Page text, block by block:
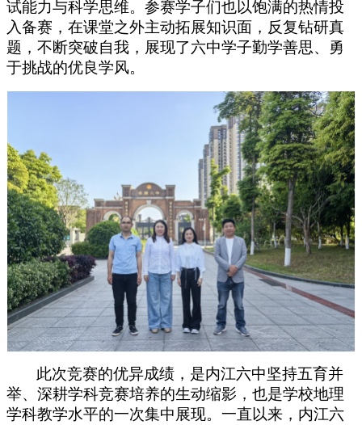
试能力与科学思维。参赛学子们也以饱满的热情投
入备赛，在课堂之外主动拓展知识面，反复钻研真
题，不断突破自我，展现了六中学子勤学善思、勇
于挑战的优良学风。
此次竞赛的优异成绩，是内江六中坚持五育并
举、深耕学科竞赛培养的生动缩影，也是学校地理
学科教学水平的一次集中展现。一直以来，内江六